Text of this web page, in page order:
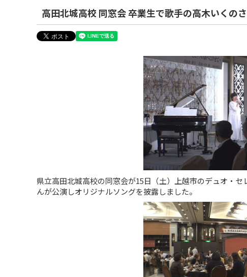
高田北城高校 同窓会 卒業生で歌手の高木いくの
県立高田北城高校の同窓会が15日（土）上越市のデュオ・
んが公演しオリジナルソングを披露しました。